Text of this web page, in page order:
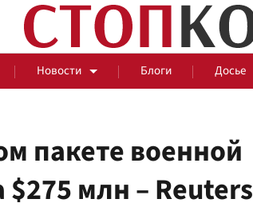
Новости Блоги Досье
За оградой
пакете военной
млн – Reuters